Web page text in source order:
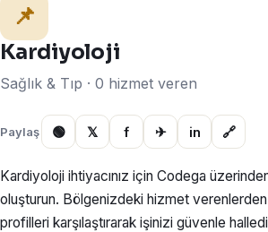
📌
Kardiyoloji
Sağlık & Tıp · 0 hizmet veren
Paylaş 🟢 𝕏 f ✈ in 🔗
Kardiyoloji ihtiyacınız için Codega
oluşturun. Bölgenizdeki hizmet verenlerden
profilleri karşılaştırarak işinizi güvenle